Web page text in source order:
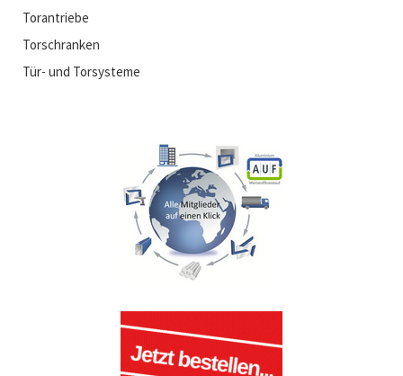
Torantriebe
Torschranken
Tür- und Torsysteme